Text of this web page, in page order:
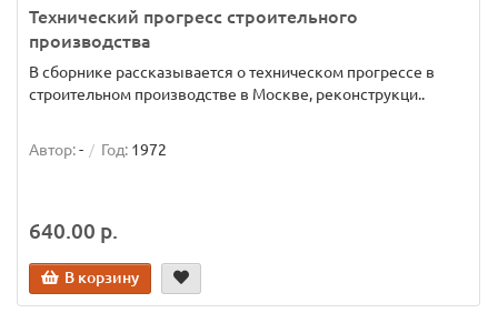
Технический прогресс строительного
производства
В сборнике рассказывается о техническом прогрессе в
строительном производстве в Москве, реконструкци..
Автор:- Год: 1972
640.00 р.
В корзину